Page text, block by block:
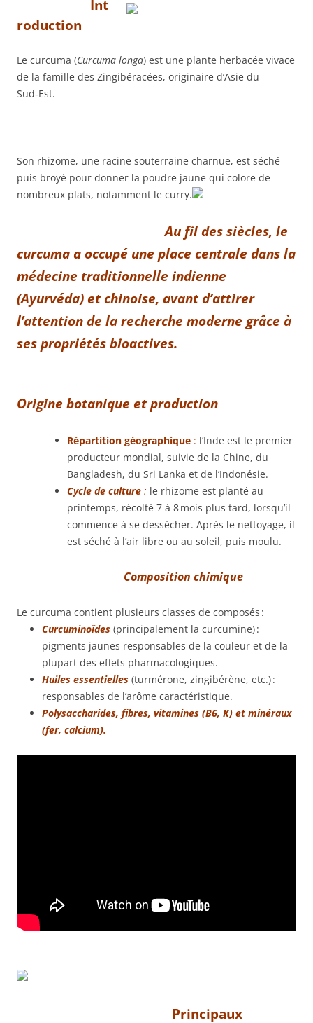
Int
roduction
Le curcuma (Curcuma longa) est une plante herbacée vivace
de la famille des Zingibéracées, originaire d’Asie du
Sud‑Est.
Son rhizome, une racine souterraine charnue, est séché
puis broyé pour donner la poudre jaune qui colore de
nombreux plats, notamment le curry.
Au fil des siècles, le
curcuma a occupé une place centrale dans la
médecine traditionnelle indienne
(Ayurvéda) et chinoise, avant d’attirer
l’attention de la recherche moderne grâce à
ses propriétés bioactives.
Origine botanique et production
Répartition géographique : l’Inde est le premier
producteur mondial, suivie de la Chine, du
Bangladesh, du Sri Lanka et de l’Indonésie.
Cycle de culture : le rhizome est planté au
printemps, récolté 7 à 8 mois plus tard, lorsqu’il
commence à se dessécher. Après le nettoyage, il
est séché à l’air libre ou au soleil, puis moulu.
Composition chimique
Le curcuma contient plusieurs classes de composés :
Curcuminoïdes (principalement la curcumine) :
pigments jaunes responsables de la couleur et de la
plupart des effets pharmacologiques.
Huiles essentielles (turmérone, zingibérène, etc.) :
responsables de l’arôme caractéristique.
Polysaccharides, fibres, vitamines (B6, K) et minéraux
(fer, calcium).
Principaux